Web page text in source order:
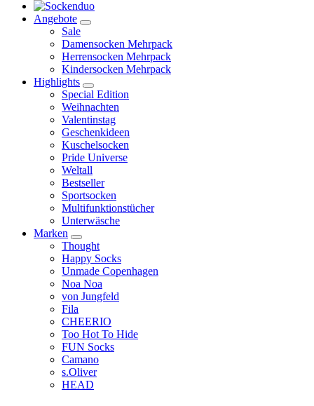
Angebote
Sale
Damensocken Mehrpack
Herrensocken Mehrpack
Kindersocken Mehrpack
Highlights
Special Edition
Weihnachten
Valentinstag
Geschenkideen
Kuschelsocken
Pride Universe
Weltall
Bestseller
Sportsocken
Multifunktionstücher
Unterwäsche
Marken
Thought
Happy Socks
Unmade Copenhagen
Noa Noa
von Jungfeld
Fila
CHEERIO
Too Hot To Hide
FUN Socks
Camano
s.Oliver
HEAD